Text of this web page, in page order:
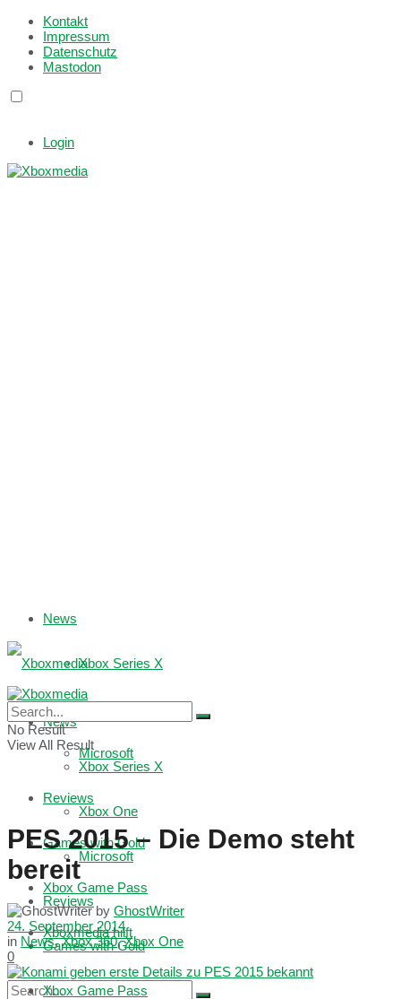
Kontakt
Impressum
Datenschutz
Mastodon
Login
News
Xbox Series X
Microsoft
Reviews
Games with Gold
Xbox Game Pass
Xboxmedia hilft
News
Xbox Series X
Xbox One
Microsoft
Reviews
Games with Gold
Xbox Game Pass
No Result
View All Result
PES 2015 – Die Demo steht
bereit
by GhostWriter
24. September 2014
in News,Xbox 360,Xbox One
0